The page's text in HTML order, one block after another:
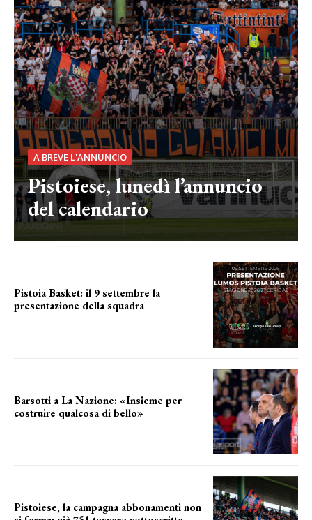
A BREVE L'ANNUNCIO
Pistoiese, lunedì l’annuncio
del calendario
Pistoia Basket: il 9 settembre la
presentazione della squadra
Barsotti a La Nazione: «Insieme per
costruire qualcosa di bello»
Pistoiese, la campagna abbonamenti non